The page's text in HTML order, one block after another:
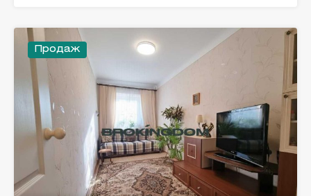
Продаж